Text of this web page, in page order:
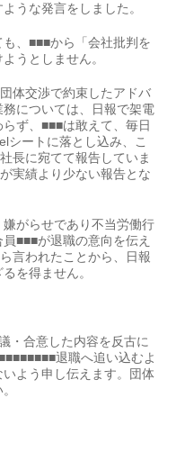
うな発言をしました。
、■■■から「会社批判を
うとしません。
体交渉で約束したアドバ
については、日報で架電
ず、■■■は敢えて、毎日
シートに落とし込み、こ
長に宛てて報告していま
実績より少ない報告とな
がらせであり不当労働行
■■■が退職の意向を伝え
言われたことから、日報
を得ません。
・合意した内容を反古に
退職へ追い込むよ
よう申し伝えます。団体